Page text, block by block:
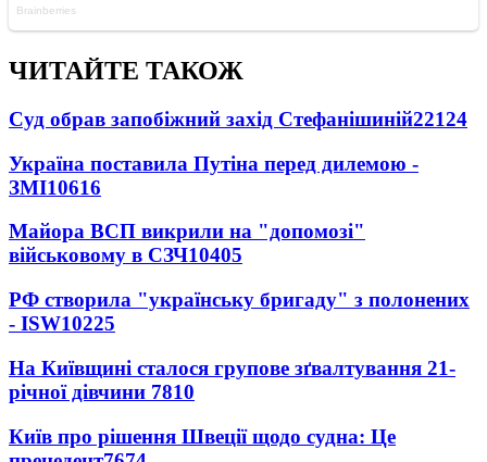
ЧИТАЙТЕ ТАКОЖ
Суд обрав запобіжний захід Стефанішиній22124
Україна поставила Путіна перед дилемою -
ЗМІ10616
Майора ВСП викрили на "допомозі"
військовому в СЗЧ10405
РФ створила "українську бригаду" з полонених
- ISW10225
На Київщині сталося групове зґвалтування 21-
річної дівчини 7810
Київ про рішення Швеції щодо судна: Це